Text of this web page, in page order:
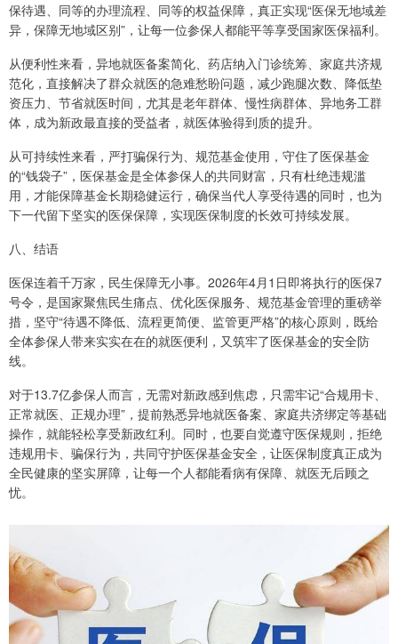
保待遇、同等的办理流程、同等的权益保障，真正实现“医保无地域差
异，保障无地域区别”，让每一位参保人都能平等享受国家医保福利。
从便利性来看，异地就医备案简化、药店纳入门诊统筹、家庭共济规
范化，直接解决了群众就医的急难愁盼问题，减少跑腿次数、降低垫
资压力、节省就医时间，尤其是老年群体、慢性病群体、异地务工群
体，成为新政最直接的受益者，就医体验得到质的提升。
从可持续性来看，严打骗保行为、规范基金使用，守住了医保基金
的“钱袋子”，医保基金是全体参保人的共同财富，只有杜绝违规滥
用，才能保障基金长期稳健运行，确保当代人享受待遇的同时，也为
下一代留下坚实的医保保障，实现医保制度的长效可持续发展。
八、结语
医保连着千万家，民生保障无小事。2026年4月1日即将执行的医保7
号令，是国家聚焦民生痛点、优化医保服务、规范基金管理的重磅举
措，坚守“待遇不降低、流程更简便、监管更严格”的核心原则，既给
全体参保人带来实实在在的就医便利，又筑牢了医保基金的安全防
线。
对于13.7亿参保人而言，无需对新政感到焦虑，只需牢记“合规用卡、
正常就医、正规办理”，提前熟悉异地就医备案、家庭共济绑定等基础
操作，就能轻松享受新政红利。同时，也要自觉遵守医保规则，拒绝
违规用卡、骗保行为，共同守护医保基金安全，让医保制度真正成为
全民健康的坚实屏障，让每一个人都能看病有保障、就医无后顾之
忧。